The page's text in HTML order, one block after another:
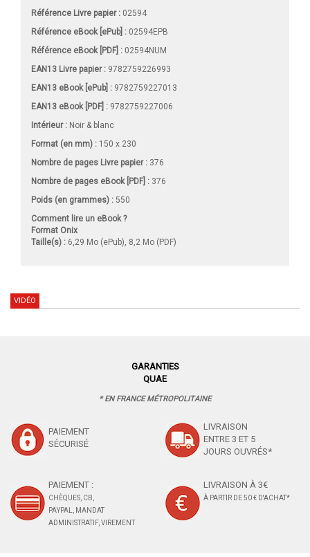
Référence Livre papier : 02594
Référence eBook [ePub] : 02594EPB
Référence eBook [PDF] : 02594NUM
EAN13 Livre papier : 9782759226993
EAN13 eBook [ePub] : 9782759227013
EAN13 eBook [PDF] : 9782759227006
Intérieur : Noir & blanc
Format (en mm) : 150 x 230
Nombre de pages Livre papier: 376
Nombre de pages eBook [PDF] : 376
Poids (en grammes) : 550
Comment lire un eBook ?
Format Onix
Taille(s) : 6,29 Mo (ePub), 8,2 Mo (PDF)
VIDÉO
GARANTIES
QUAE
* EN FRANCE MÉTROPOLITAINE
PAIEMENT
SÉCURISÉ
LIVRAISON
ENTRE 3 ET 5
JOURS OUVRÉS*
PAIEMENT :
CHÈQUES, CB,
PAYPAL, MANDAT
ADMINISTRATIF, VIREMENT
LIVRAISON À 3€
À PARTIR DE 50 € D'ACHAT*